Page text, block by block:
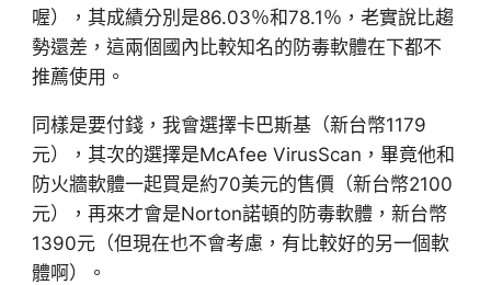
喔），其成績分別是86.03％和78.1％，老實說比趨
勢還差，這兩個國內比較知名的防毒軟體在下都不
推薦使用。
同樣是要付錢，我會選擇卡巴斯基（新台幣1179
元），其次的選擇是McAfee VirusScan，畢竟他和
防火牆軟體一起買是約70美元的售價（新台幣2100
元），再來才會是Norton諾頓的防毒軟體，新台幣
1390元（但現在也不會考慮，有比較好的另一個軟
體啊）。